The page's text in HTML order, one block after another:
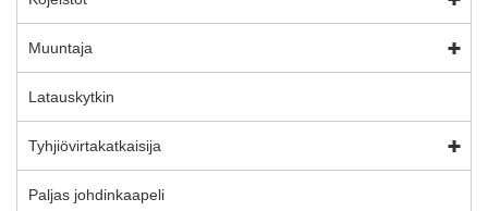
Muuntaja
Latauskytkin
Tyhjiövirtakatkaisija
Paljas johdinkaapeli